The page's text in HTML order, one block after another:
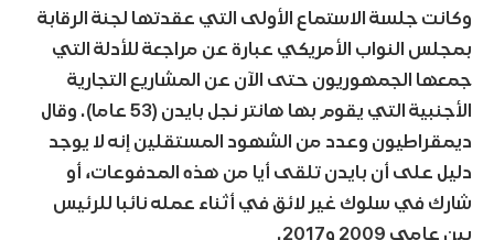
وكانت جلسة الاستماع الأولى التي عقدتها لجنة الرقابة
بمجلس النواب الأمريكي عبارة عن مراجعة للأدلة التي
جمعها الجمهوريون حتى الآن عن المشاريع التجارية
الأجنبية التي يقوم بها هانتر نجل بايدن (53 عاما). وقال
ديمقراطيون وعدد من الشهود المستقلين إنه لا يوجد
دليل على أن بايدن تلقى أيا من هذه المدفوعات، أو
شارك في سلوك غير لائق في أثناء عمله نائبا للرئيس
بين عامي 2009 و2017.